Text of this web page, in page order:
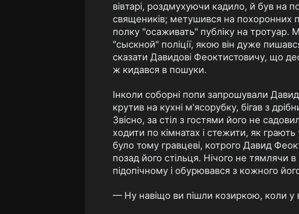
вівтарі, роздмухуючи кадило, й був на
священиків; метушився на похоронних
полку "осаживать" публіку на
"сыскной" поліції, якою він дуже
сказати Давидові Феоктистовичу, що
ж кидався в пошуки.
Інколи соборні попи запрошували
крутив на кухні м'ясорубку, бігав з
Звісно, за стіл з гостями його не
ходити по кімнатах і стежити, як
було тому гравцеві, котрого Давид
позад його стільця. Нічого не тямлячи
підопічному і обурювався з кожного
— Ну навіщо ви пішли козиркою, коли у